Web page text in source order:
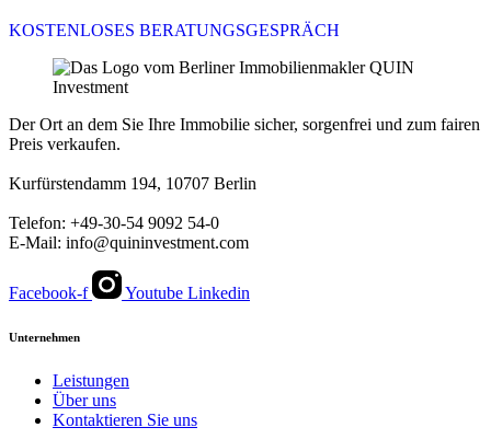
KOSTENLOSES BERATUNGSGESPRÄCH
Der Ort an dem Sie Ihre Immobilie sicher, sorgenfrei und zum fairen
Preis verkaufen.
Kurfürstendamm 194, 10707 Berlin
Telefon: +49-30-54 9092 54-0
E-Mail: info@quininvestment.com
Facebook-f Youtube Linkedin
Unternehmen
Leistungen
Über uns
Kontaktieren Sie uns